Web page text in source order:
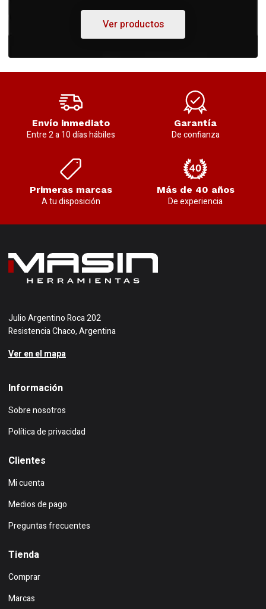
Ver productos
Envío inmediato
Entre 2 a 10 días hábiles
Garantía
De confianza
Primeras marcas
A tu disposición
Más de 40 años
De experiencia
Julio Argentino Roca 202
Resistencia Chaco, Argentina
Ver en el mapa
Información
Sobre nosotros
Política de privacidad
Clientes
Mi cuenta
Medios de pago
Preguntas frecuentes
Tienda
Comprar
Marcas